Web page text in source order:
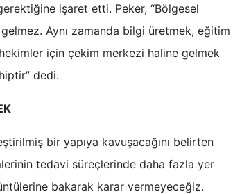
işaret etti. Peker, “Bölgesel
Aynı zamanda bilgi üretmek, eğitim
için çekim merkezi haline gelmek
dedi.
bir yapıya kavuşacağını belirten
tedavi süreçlerinde daha fazla yer
bakarak karar vermeyeceğiz.